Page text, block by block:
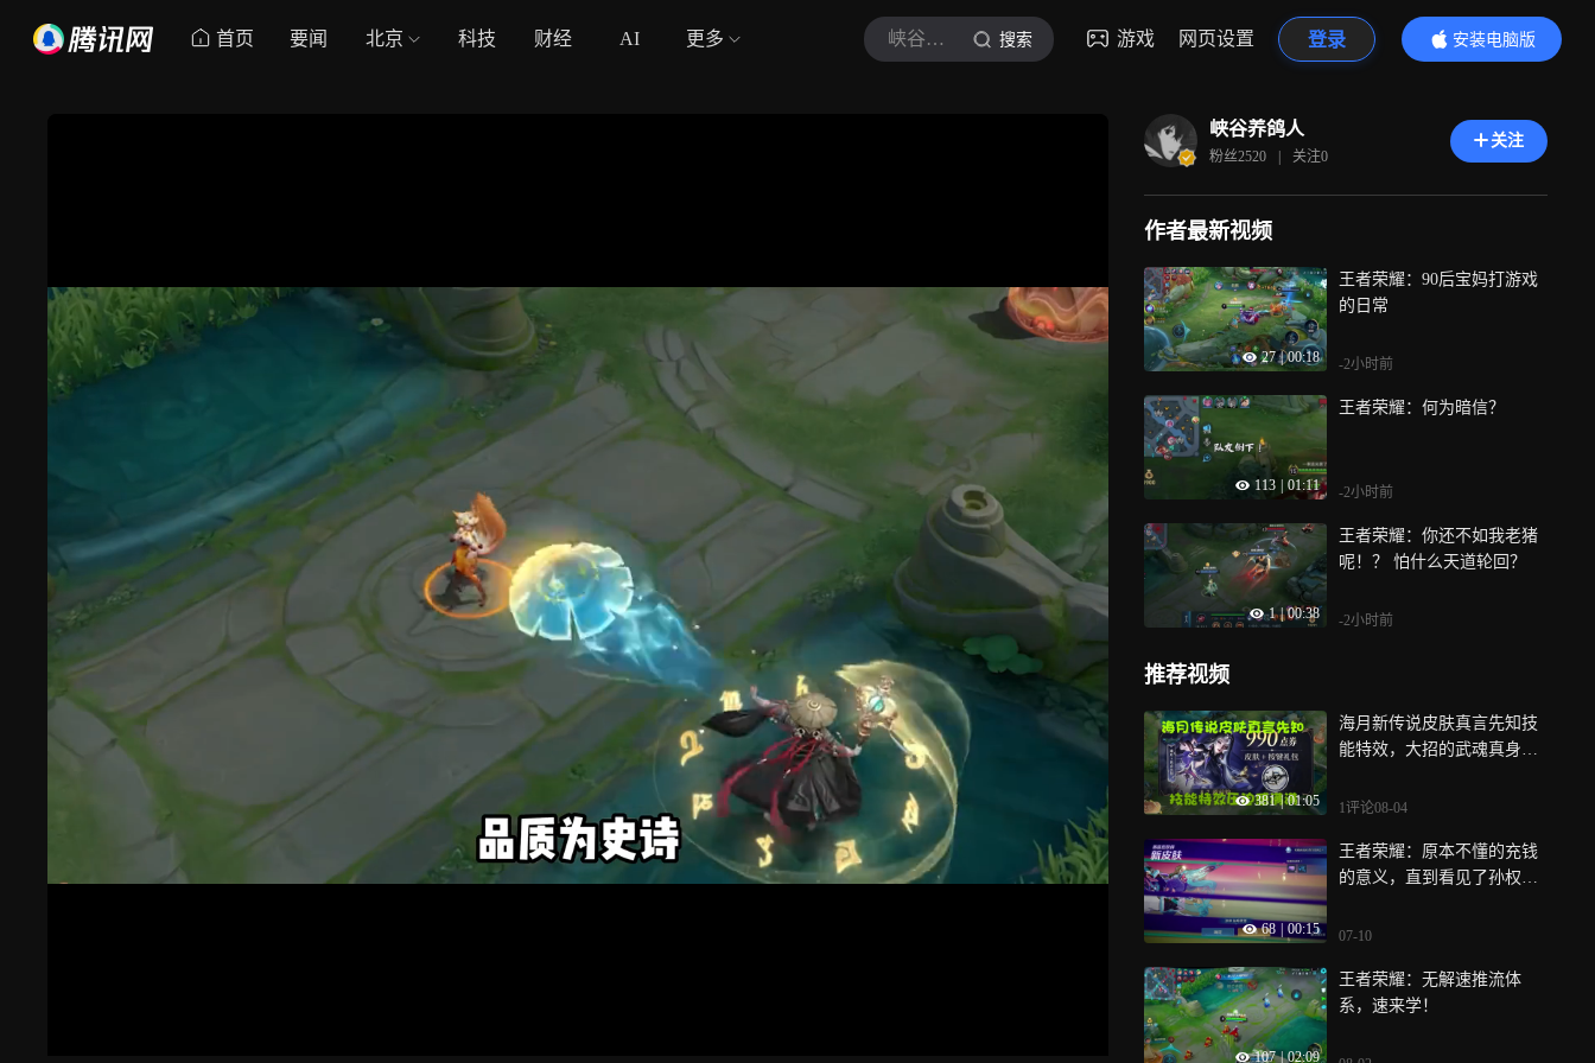
首页 要闻 北京 科技 财经 AI 更多 峡谷养鸽人 搜索 游戏 网页设置 登录
安装电脑版
内容更精彩
峡谷养鸽人
粉丝2520 | 关注0
关注
作者最新视频
27 | 00:18
王者荣耀：90后宝妈打游戏
的日常
-2小时前
113 01:11
王者荣耀：何为暗信？
-2小时前
1 | 00:38
王者荣耀：你还不如我老猪
呢！？ 怕什么天道轮回？
-2小时前
推荐视频
381 | 01:05
海月新传说皮肤真言先知技
能特效，大招的武魂真身压
1评论08-04
68 00:15
王者荣耀：原本不懂的充钱
的意义，直到看见了孙权的
07-10
107 | 02:09
王者荣耀：无解速推流体
系，速来学！